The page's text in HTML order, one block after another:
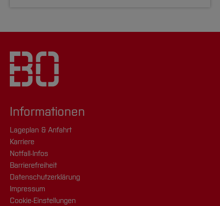
Informationen
Lageplan & Anfahrt
Karriere
Notfall-Infos
Barrierefreiheit
Datenschutzerklärung
Impressum
Cookie-Einstellungen